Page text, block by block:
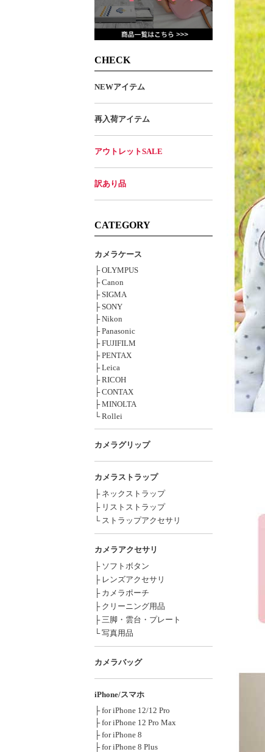
CHECK
NEWアイテム
再入荷アイテム
アウトレットSALE
訳あり品
CATEGORY
カメラケース
├ OLYMPUS
├ Canon
├ SIGMA
├ SONY
├ Nikon
├ Panasonic
├ FUJIFILM
├ PENTAX
├ Leica
├ RICOH
├ CONTAX
├ MINOLTA
└ Rollei
カメラグリップ
カメラストラップ
├ ネックストラップ
├ リストストラップ
└ ストラップアクセサリ
カメラアクセサリ
├ ソフトボタン
├ レンズアクセサリ
├ カメラポーチ
├ クリーニング用品
├ 三脚・雲台・プレート
└ 写真用品
カメラバッグ
iPhone/スマホ
├ for iPhone 12/12 Pro
├ for iPhone 12 Pro Max
├ for iPhone 8
├ for iPhone 8 Plus